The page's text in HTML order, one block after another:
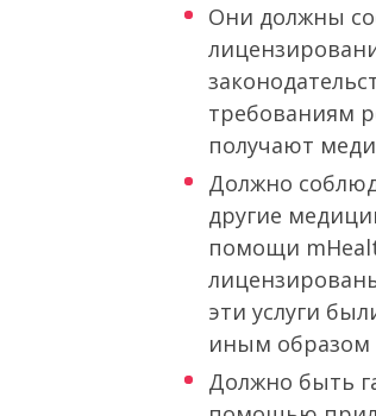
Они должны
требованиям
получают
Должно
другие
помощи
эти услуги
иным образом
Должно быть